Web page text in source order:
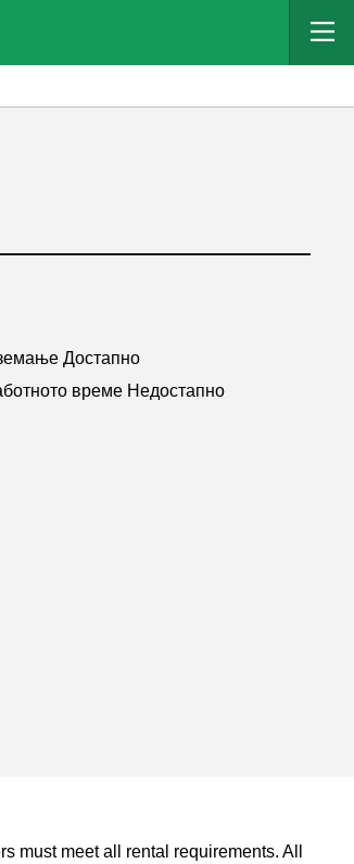
Достапно
време Недостапно
must meet all rental requirements. All